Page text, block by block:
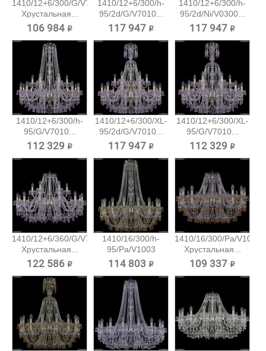
1410/12+6/300/G/V7010
Хрустальная...
106 984 ₽
1410/12+6/300/h-
95/2d/G/V7010...
117 947 ₽
1410/12+6/300/h-
95/2d/Ni/V0300...
117 947 ₽
1410/12+6/300/h-
95/G/V7010...
112 329 ₽
1410/12+6/300/XL-
95/2d/G/V7010...
117 947 ₽
1410/12+6/300/XL-
95/G/V7010...
112 329 ₽
1410/12+6/360/G/V7010
Хрустальная...
122 586 ₽
1410/16/300/h-
95/Pa/V1003
Хрустальная...
114 803 ₽
1410/16/300/Pa/V1003
Хрустальная...
109 337 ₽